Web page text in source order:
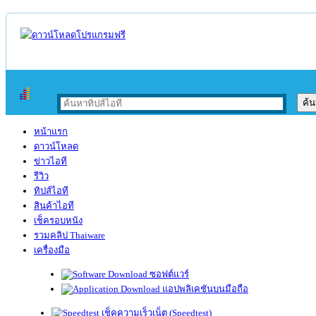
หน้าแรก
ดาวน์โหลด
ข่าวไอที
รีวิว
ทิปส์ไอที
สินค้าไอที
เช็ครอบหนัง
รวมคลิป Thaiware
เครื่องมือ
ซอฟต์แวร์
แอปพลิเคชันบนมือถือ
เช็คความเร็วเน็ต (Speedtest)